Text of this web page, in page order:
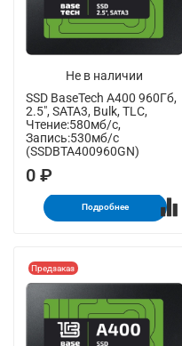
Не в наличии
SSD BaseTech A400 960Гб,
2.5", SATA3, Bulk, TLC,
Чтение:580мб/с,
Запись:530мб/с
(SSDBTA400960GN)
0 ₽
Подробнее
Предзаказ